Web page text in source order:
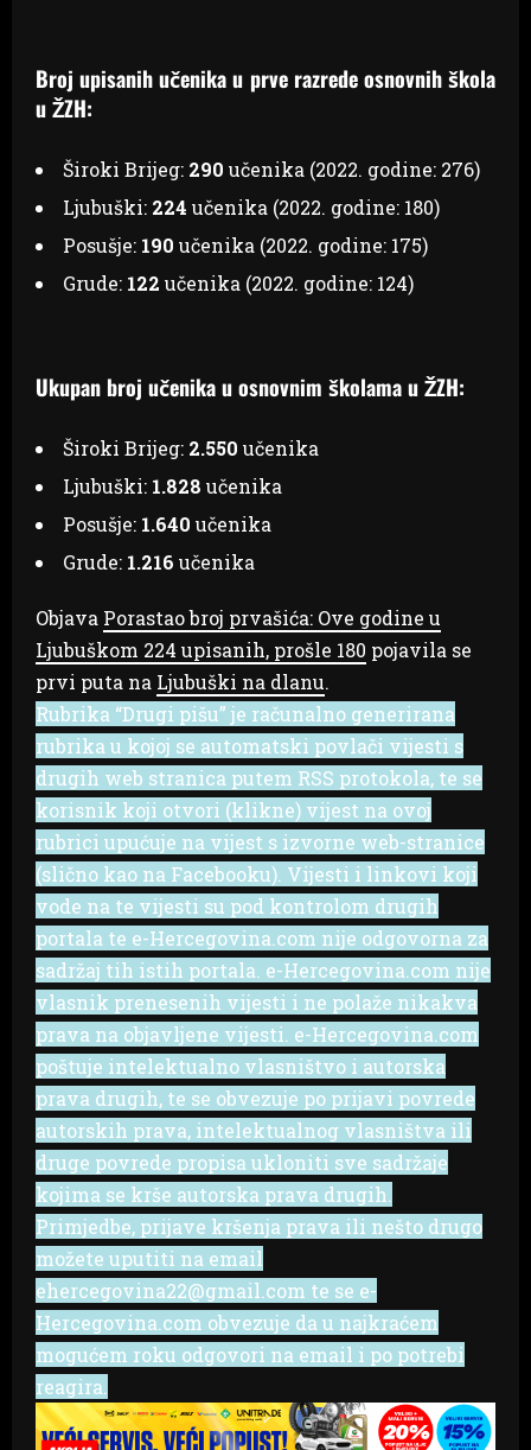
Broj upisanih učenika u prve razrede osnovnih škola
u ŽZH:
Široki Brijeg: 290 učenika (2022. godine: 276)
Ljubuški: 224 učenika (2022. godine: 180)
Posušje: 190 učenika (2022. godine: 175)
Grude: 122 učenika (2022. godine: 124)
Ukupan broj učenika u osnovnim školama u ŽZH:
Široki Brijeg: 2.550 učenika
Ljubuški: 1.828 učenika
Posušje: 1.640 učenika
Grude: 1.216 učenika
Objava Porastao broj prvašića: Ove godine u
Ljubuškom 224 upisanih, prošle 180 pojavila se
prvi puta na Ljubuški na dlanu.
Rubrika “Drugi pišu” je računalno generirana
rubrika u kojoj se automatski povlači vijesti s
drugih web stranica putem RSS protokola, te se
korisnik koji otvori (klikne) vijest na ovoj
rubrici upućuje na vijest s izvorne web-stranice
(slično kao na Facebooku). Vijesti i linkovi koji
vode na te vijesti su pod kontrolom drugih
portala te e-Hercegovina.com nije odgovorna za
sadržaj tih istih portala. e-Hercegovina.com nije
vlasnik prenesenih vijesti i ne polaže nikakva
prava na objavljene vijesti. e-Hercegovina.com
poštuje intelektualno vlasništvo i autorska
prava drugih, te se obvezuje po prijavi povrede
autorskih prava, intelektualnog vlasništva ili
druge povrede propisa ukloniti sve sadržaje
kojima se krše autorska prava drugih.
Primjedbe, prijave kršenja prava ili nešto drugo
možete uputiti na email
ehercegovina22@gmail.com te se e-
Hercegovina.com obvezuje da u najkraćem
mogućem roku odgovori na email i po potrebi
reagira.